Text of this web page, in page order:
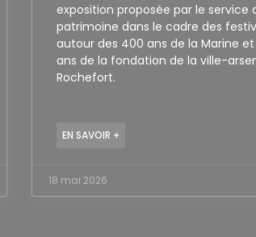
exposition proposée par le service
patrimoine dans le cadre des
autour des 400 ans de la Marine
ans de la fondation de la ville-
Rochefort.
EN SAVOIR +
18 mai 2026